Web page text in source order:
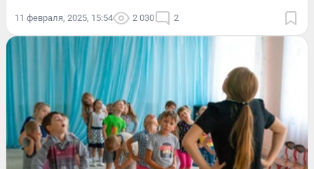
11 февраля, 2025, 15:54 2 030 2